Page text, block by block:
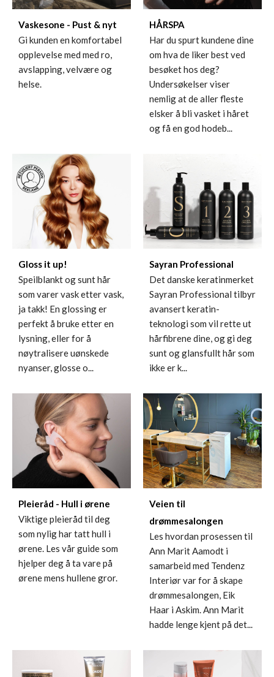
Vaskesone - Pust & nyt
Gi kunden en komfortabel
opplevelse med med ro,
avslapping, velvære og
helse.
HÅRSPA
Har du spurt kundene dine
om hva de liker best ved
besøket hos deg?
Undersøkelser viser
nemlig at de aller fleste
elsker å bli vasket i håret
og få en god hodeb...
Gloss it up!
Speilblankt og sunt hår
som varer vask etter vask,
ja takk! En glossing er
perfekt å bruke etter en
lysning, eller for å
nøytralisere uønskede
nyanser, glosse o...
Sayran Professional
Det danske keratinmerket
Sayran Professional tilbyr
avansert keratin-
teknologi som vil rette ut
hårfibrene dine, og gi deg
sunt og glansfullt hår som
ikke er k...
Pleieråd - Hull i ørene
Viktige pleieråd til deg
som nylig har tatt hull i
ørene. Les vår guide som
hjelper deg å ta vare på
ørene mens hullene gror.
Veien til
drømmesalongen
Les hvordan prosessen til
Ann Marit Aamodt i
samarbeid med Tendenz
Interiør var for å skape
drømmesalongen, Eik
Haar i Askim. Ann Marit
hadde lenge kjent på det...